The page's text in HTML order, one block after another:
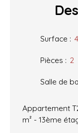
Surface :
Pièces : 2
Salle de
Appartement
m² - 13ème